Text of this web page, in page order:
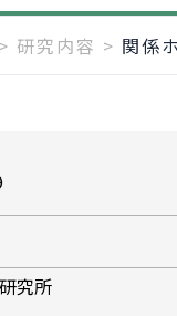
> 研究内容 > 関係
究所